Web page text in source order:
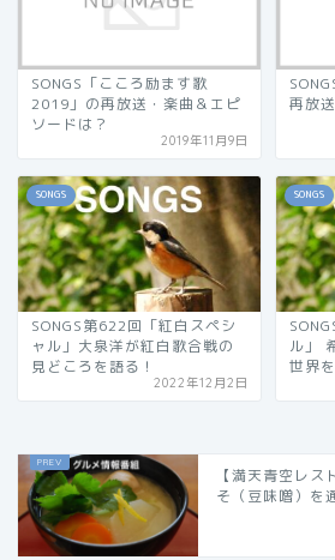
SONGS「こころ励ます歌
2019」の再放送・楽曲＆エピ
ソードは？
2019年11月9日
再放
SONGS
SONGS第622回「紅白スペシ
ャル」大泉洋が紅白歌合戦の
見どころを語る！
2022年12月2日
SONGS
ル」
世界
【満天青空レ
そ（豆味噌）を